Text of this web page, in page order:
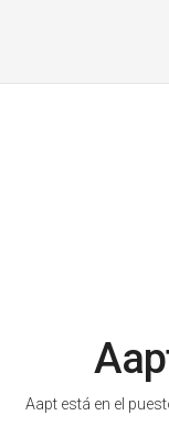
Aapt está en el